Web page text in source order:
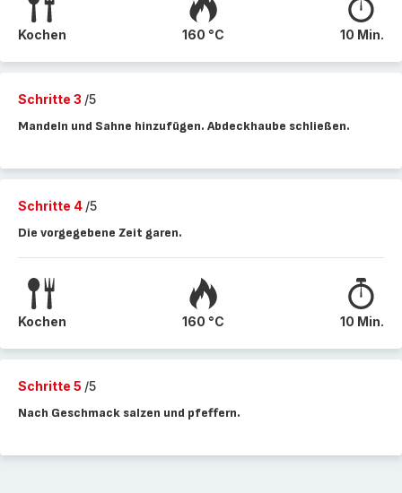
Kochen 160 °C 10 Min.
Schritte 3 /5
Mandeln und Sahne hinzufügen. Abdeckhaube schließen.
Schritte 4 /5
Die vorgegebene Zeit garen.
Kochen 160 °C 10 Min.
Schritte 5 /5
Nach Geschmack salzen und pfeffern.